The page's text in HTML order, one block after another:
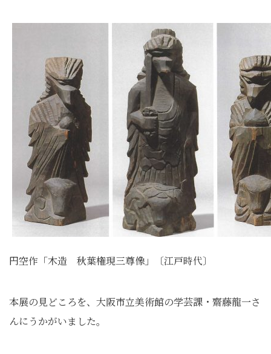
円空作「木造 秋葉権現三尊像」〔江戸時代〕
本展の見どころを、大阪市立美術館の学芸課・齋藤龍一さ
んにうかがいました。